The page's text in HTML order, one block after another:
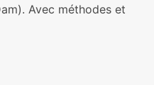
Avec méthodes et